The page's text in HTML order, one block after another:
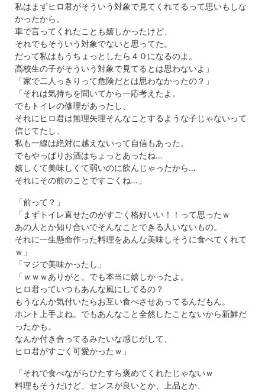
私はまずヒロ君がそういう対象で見てくれてるって思いもしな
かったから。
車で言ってくれたことも嬉しかったけど、
それでもそういう対象でないと思ってた。
だって私はもうちょっとしたら４０になるのよ。
高校生の子がそういう対象で見てるとは思わないよ」
「家で二人っきりって危険だとは思わなかったの？」
「それは気持ちを聞いてから一応考えたよ。
でもトイレの修理があったし、
それにヒロ君は無理矢理そんなことするような子じゃないって
信じてたし、
私も一線は絶対に越えないって自信もあった。
でもやっぱりお酒はちょっとあったね…
嬉しくて美味しくて弱いのに飲んじゃったから…
それにその前のことですごくね…」
「前って？」
「まずトイレ直せたのがすごく格好いい！！って思ったｗ
あの人とか知り合いでそんなことできる人いないもの。
それに一生懸命作った料理をあんな美味しそうに食べてくれて
ｗ」
「マジで美味かったし」
「ｗｗｗありがと。でも本当に嬉しかったよ。
ヒロ君っていつもあんな風にしてるの？
もうなんか気付いたらお互い食べさせあってるんだもん。
ホント上手よね。でもあんなこと全然したことないから新鮮だ
ったかも。
なんか付き合ってるみたいな感じがして、
ヒロ君がすごく可愛かったｗ」
「それで食べながらひたすら褒めてくれたじゃないｗ
料理もそうだけど、センスが良いとか、上品とか、